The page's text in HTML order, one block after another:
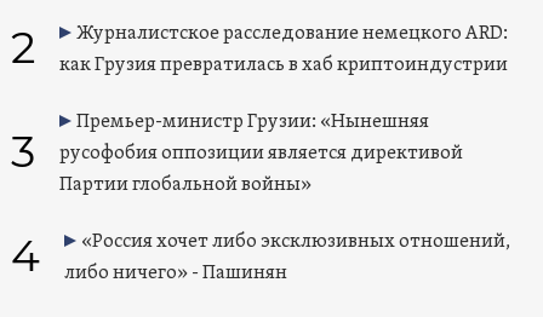
2
Журналистское расследование немецкого ARD:
как Грузия превратилась в хаб криптоиндустрии
3
Премьер-министр Грузии: «Нынешняя
русофобия оппозиции является директивой
Партии глобальной войны»
4
«Россия хочет либо эксклюзивных отношений,
либо ничего» - Пашинян